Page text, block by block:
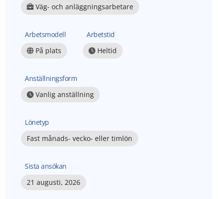
Väg- och anläggningsarbetare
Arbetsmodell
På plats
Arbetstid
Heltid
Anställningsform
Vanlig anställning
Lönetyp
Fast månads- vecko- eller timlön
Sista ansökan
21 augusti, 2026